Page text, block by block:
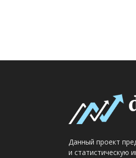
Данный проект
и статистическую